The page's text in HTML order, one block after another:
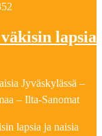
lapsia
Jyväskylässä –
– Ilta-Sanomat
lapsia ja naisia